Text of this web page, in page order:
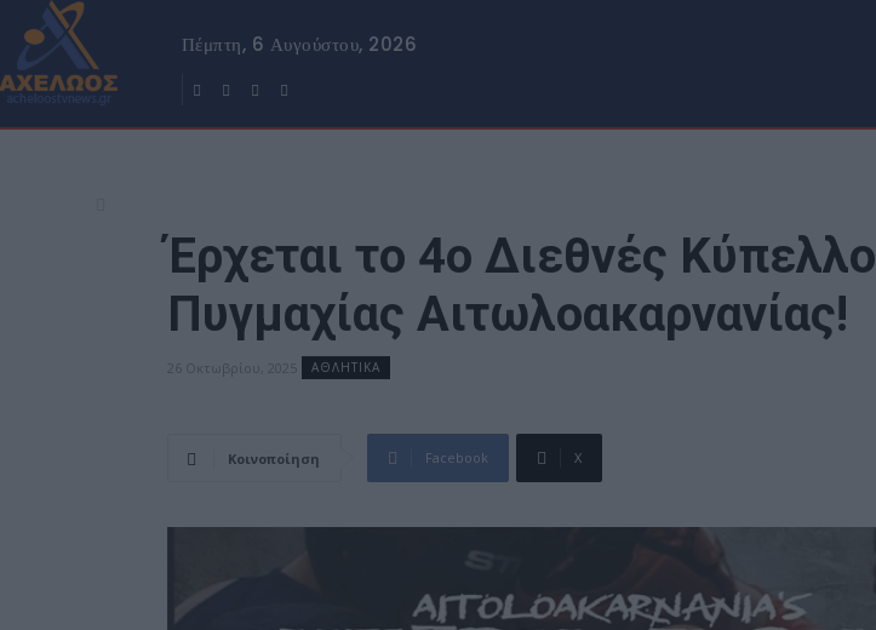
Πέμπτη, 6 Αυγούστου, 2026
Έρχεται το 4ο Διεθνές Kύπελλο
Πυγμαχίας Αιτωλοακαρνανίας!
26 Οκτωβρίου, 2025 ΑΘΛΗΤΙΚΑ
Κοινοποίηση Facebook X